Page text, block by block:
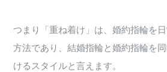
つまり「重ね着け」は、婚約指輪を
方法であり、結婚指輪と婚約指輪を
けるスタイルと言えます。